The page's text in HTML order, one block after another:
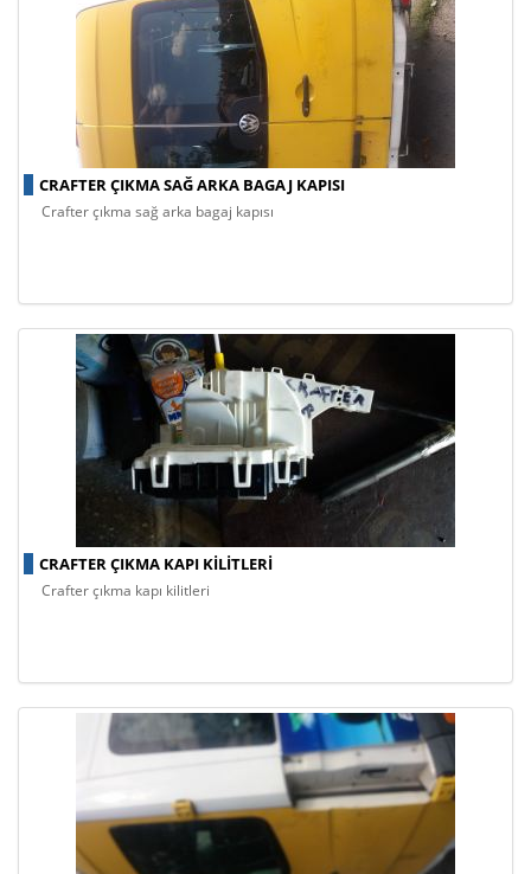
CRAFTER ÇIKMA SAĞ ARKA BAGAJ KAPISI
crafter çıkma sağ arka bagaj kapısı
CRAFTER ÇIKMA KAPI KILITLERI
crafter çıkma kapı kilitleri